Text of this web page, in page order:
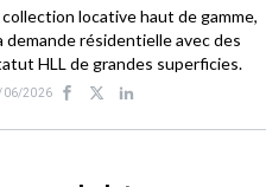
locative haut de gamme,
demande résidentielle avec des
HLL de grandes superficies.
06/2026